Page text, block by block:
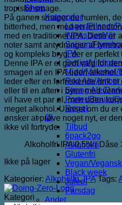
Shop
Kategorier
Lager/Pilsner/
Weissbier/Wit
Saison/
IPA
Syrligt/
Mjød/Melomel/
Red Ale/Amber
Strong Ale/
Porter/Stouts/
Røgøl
Øl
Tilbud
6pack2go
Alkoholfri
Glutenfri
Vegan/Vegansk
Black week
Juleøl
Farsdag
Andet
tropiske smage.
På ganen smager du humlen,
bitterhed, men med en let
med en traditionel IPA. Dette er
noter samt antydninger af
og kompleks bryg, der er
Denne IPA er et godt valg for
smagen af en IPA uden alkohol.
leder efter en forfriskende drik
eller til en aften i byen med
vil have et par øl, men uden
meget alkohol. Uanset om du
ønsker at prøve noget nyt, er
ikke vil fortryde.
Alkoholfri IPA 0,5% | Dåse
Ikke på lager
Kategorier: Alkoholfri,IPA Tags:
Kategori